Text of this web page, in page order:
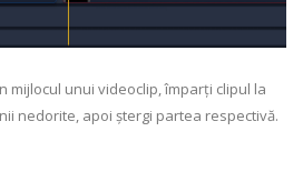
mijlocul unui videoclip, împarți clipul la
nedorite, apoi ștergi partea respectivă.